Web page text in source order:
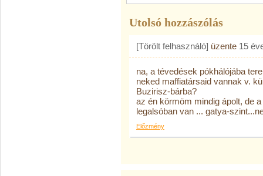
Utolsó hozzászólás
[Törölt felhasználó] üzente 15
na, a tévedések pókhálójába
neked maffiatársaid vannak v.
Buzirisz-bárba?
az én körmöm mindig ápolt, de
legalsóban van ... gatya-
Előzmény